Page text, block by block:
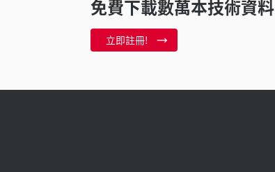
免費下載數萬本技術資料
立即註冊!